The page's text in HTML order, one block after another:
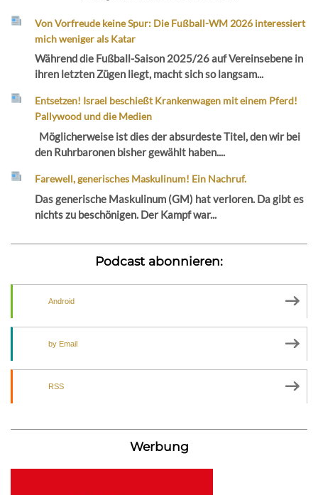
Von Vorfreude keine Spur: Die Fußball-WM 2026 interessiert
mich weniger als Katar
Während die Fußball-Saison 2025/26 auf Vereinsebene in
ihren letzten Zügen liegt, macht sich so langsam...
Entsetzen! Israel beschießt Krankenwagen mit einem Pferd!
Pallywood und die Medien
Möglicherweise ist dies der absurdeste Titel, den wir bei
den Ruhrbaronen bisher gewählt haben....
Farewell, generisches Maskulinum! Ein Nachruf.
Das generische Maskulinum (GM) hat verloren. Da gibt es
nichts zu beschönigen. Der Kampf war...
Podcast abonnieren:
Android
by Email
RSS
Werbung